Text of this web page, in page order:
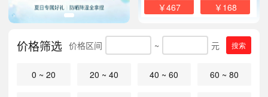
￥467 ￥168
价格筛选 价格区间 ~ 元 搜索
0 ~ 20 20 ~ 40 40 ~ 60 60 ~ 80